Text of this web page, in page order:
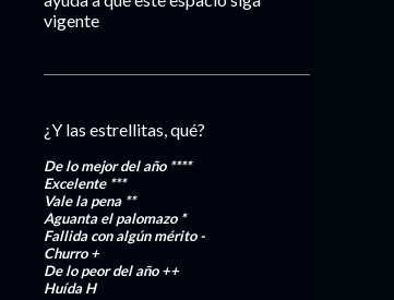
vigente
¿Y las estrellitas, qué?
De lo mejor del año ****
Excelente***
Vale la pena **
Aguanta el palomazo *
Fallida con algún mérito-
Churro+
De lo peor del año++
HuídaH